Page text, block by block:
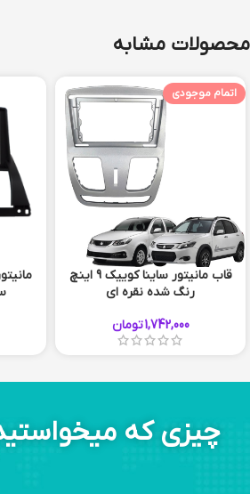
محصولات مشابه
اتمام موجودی
قاب مانیتور ساینا کوییک 9 اینچ
رنگ شده نقره ای
1,742,000تومان
چیزی که